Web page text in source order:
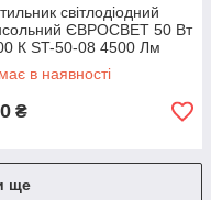
світлодіодний
ЄВРОСВЕТ 50 Вт
К ST-50-08 4500 Лм
в наявності
₴
ще